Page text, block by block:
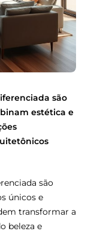
são
estética e
são
únicos e
transformar a
beleza e